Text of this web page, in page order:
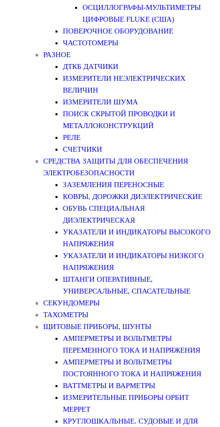
ОСЦИЛЛОГРАФЫ-МУЛЬТИМЕТРЫ
ЦИФРОВЫЕ FLUKE (США)
ПОВЕРОЧНОЕ ОБОРУДОВАНИЕ
ЧАСТОТОМЕРЫ
РАЗНОЕ
ДТКБ ДАТЧИКИ
ИЗМЕРИТЕЛИ НЕЭЛЕКТРИЧЕСКИХ
ВЕЛИЧИН
ИЗМЕРИТЕЛИ ШУМА
ПОИСК СКРЫТОЙ ПРОВОДКИ И
МЕТАЛЛОКОНСТРУКЦИЙ
РЕЛЕ
СЧЕТЧИКИ
СРЕДСТВА ЗАЩИТЫ ДЛЯ ОБЕСПЕЧЕНИЯ
ЭЛЕКТРОБЕЗОПАСНОСТИ
ЗАЗЕМЛЕНИЯ ПЕРЕНОСНЫЕ
КОВРЫ, ДОРОЖКИ ДИЭЛЕКТРИЧЕСКИЕ
ОБУВЬ СПЕЦИАЛЬНАЯ
ДИЭЛЕКТРИЧЕСКАЯ
УКАЗАТЕЛИ И ИНДИКАТОРЫ ВЫСОКОГО
НАПРЯЖЕНИЯ
УКАЗАТЕЛИ И ИНДИКАТОРЫ НИЗКОГО
НАПРЯЖЕНИЯ
ШТАНГИ ОПЕРАТИВНЫЕ,
УНИВЕРСАЛЬНЫЕ, СПАСАТЕЛЬНЫЕ
СЕКУНДОМЕРЫ
ТАХОМЕТРЫ
ЩИТОВЫЕ ПРИБОРЫ, ШУНТЫ
АМПЕРМЕТРЫ И ВОЛЬТМЕТРЫ
ПЕРЕМЕННОГО ТОКА И НАПРЯЖЕНИЯ
АМПЕРМЕТРЫ И ВОЛЬТМЕТРЫ
ПОСТОЯННОГО ТОКА И НАПРЯЖЕНИЯ
ВАТТМЕТРЫ И ВАРМЕТРЫ
ИЗМЕРИТЕЛЬНЫЕ ПРИБОРЫ ОРБИТ
МЕРРЕТ
КРУГЛОШКАЛЬНЫЕ. СУДОВЫЕ И ДЛЯ